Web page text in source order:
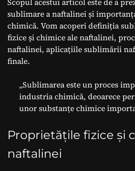
sublimare a naftalinei și
chimică. Vom acoperi definiția
fizice și chimice ale naftalinei,
naftalinei, aplicațiile sublimării
finale.
„Sublimarea este un proces
industria chimică, deoarece
unor substanțe chimice
Proprietățile fizice și
naftalinei